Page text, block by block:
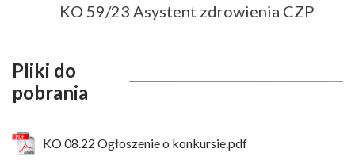
KO 59/23 Asystent zdrowienia CZP
Pliki do
pobrania
KO 08.22 Ogłoszenie o konkursie.pdf